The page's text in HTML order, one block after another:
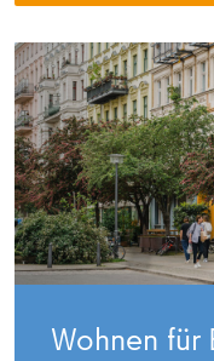
Wohnen